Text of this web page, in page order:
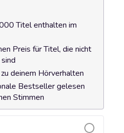
Titel enthalten im
Preis für Titel, die nicht
deinem Hörverhalten
Bestseller gelesen
Stimmen